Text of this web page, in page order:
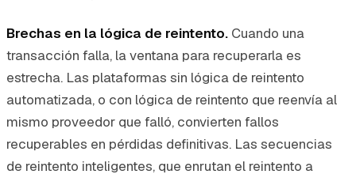
Brechas en la lógica de reintento. Cuando una
transacción falla, la ventana para recuperarla es
estrecha. Las plataformas sin lógica de reintento
automatizada, o con lógica de reintento que reenvía al
mismo proveedor que falló, convierten fallos
recuperables en pérdidas definitivas. Las secuencias
de reintento inteligentes, que enrutan el reintento a